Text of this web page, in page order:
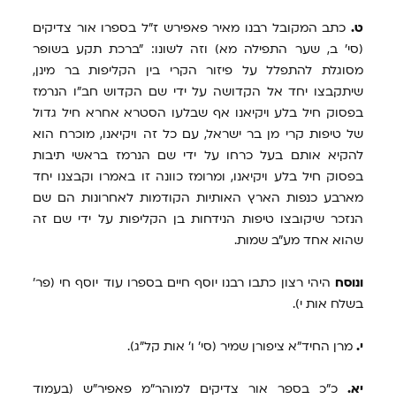
ט. כתב המקובל רבנו מאיר פאפירש ז"ל בספרו אור צדיקים
(סי' ב, שער התפילה מא) וזה לשונו: "ברכת תקע בשופר
מסוגלת להתפלל על פיזור הקרי בין הקליפות בר מינן,
שיתקבצו יחד אל הקדושה על ידי שם הקדוש חב"ו הנרמז
בפסוק חיל בלע ויקיאנו אף שבלעו הסטרא אחרא חיל גדול
של טיפות קרי מן בר ישראל, עם כל זה ויקיאנו, מוכרח הוא
להקיא אותם בעל כרחו על ידי שם הנרמז בראשי תיבות
בפסוק חיל בלע ויקיאנו, ומרומז כוונה זו באמרו וקבצנו יחד
מארבע כנפות הארץ האותיות הקודמות לאחרונות הם שם
הנזכר שיקובצו טיפות הנידחות בן הקליפות על ידי שם זה
שהוא אחד מע"ב שמות.
ונוסח היהי רצון כתבו רבנו יוסף חיים בספרו עוד יוסף חי (פר'
בשלח אות י).
י. מרן החיד"א ציפורן שמיר (סי' ו' אות קל"ג).
יא. כ"כ בספר אור צדיקים למוהר"מ פאפיר"ש (בעמוד